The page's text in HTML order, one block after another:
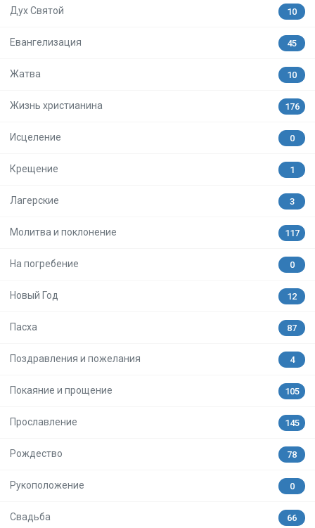
Дух Святой 10
Евангелизация 45
Жатва 10
Жизнь христианина 176
Исцеление 0
Крещение 1
Лагерские 3
Молитва и поклонение 117
На погребение 0
Новый Год 12
Пасха 87
Поздравления и пожелания 4
Покаяние и прощение 105
Прославление 145
Рождество 78
Рукоположение 0
Свадьба 66